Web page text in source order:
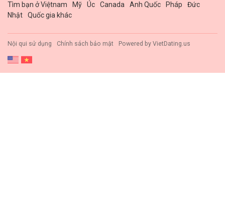
Tìm bạn ở Việtnam
Mỹ Úc Canada Anh Quốc Pháp
Đức
Nhật
Quốc gia khác
Nội qui sử dụng Chính sách bảo mật Powered by VietDating.us